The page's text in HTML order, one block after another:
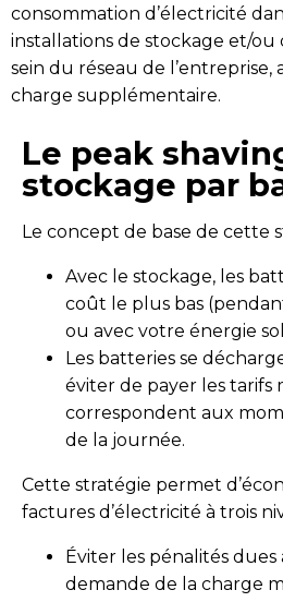
consommation d’électricité
installations de stockage et/ou
sein du réseau de l’entreprise,
charge supplémentaire.
Le peak
stockage par
Le concept de base de cette
Avec le stockage, les
coût le plus bas
ou avec votre énergie
Les batteries se
éviter de payer les tarifs
correspondent aux
de la journée.
Cette stratégie permet
factures d’électricité à trois
Éviter les pénalités dues
demande de la charge